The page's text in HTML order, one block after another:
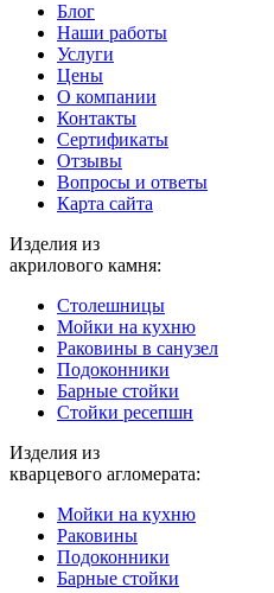
Блог
Наши работы
Услуги
Цены
О компании
Контакты
Cертификаты
Отзывы
Вопросы и ответы
Карта сайта
Изделия из
акрилового камня:
Столешницы
Мойки на кухню
Раковины в санузел
Подоконники
Барные стойки
Стойки ресепшн
Изделия из
кварцевого агломерата:
Мойки на кухню
Раковины
Подоконники
Барные стойки